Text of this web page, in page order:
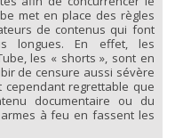
met en place des règles
de contenus qui font
longues. En effet, les
les « shorts », sont en
de censure aussi sévère
cependant regrettable que
documentaire ou du
à feu en fassent les